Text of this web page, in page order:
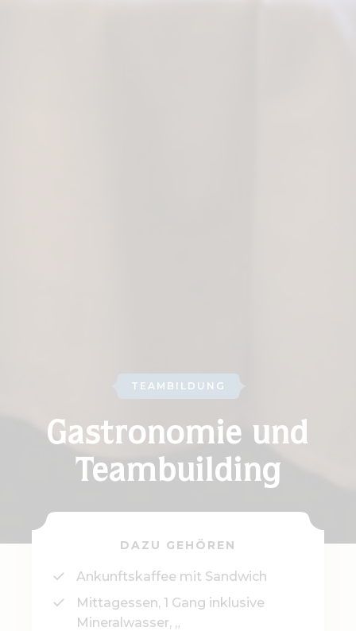
DAZU GEHÖREN
Ankunftskaffee mit Sandwich
Mittagessen, 1 Gang inklusive
Mineralwasser, „
TEAMBILDUNG
Gastronomie und
Teambuilding